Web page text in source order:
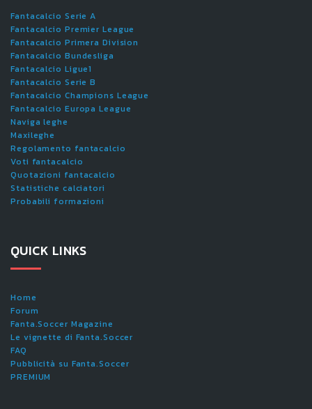
Fantacalcio Serie A
Fantacalcio Premier League
Fantacalcio Primera Division
Fantacalcio Bundesliga
Fantacalcio Ligue1
Fantacalcio Serie B
Fantacalcio Champions League
Fantacalcio Europa League
Naviga leghe
Maxileghe
Regolamento fantacalcio
Voti fantacalcio
Quotazioni fantacalcio
Statistiche calciatori
Probabili formazioni
QUICK LINKS
Home
Forum
Fanta.Soccer Magazine
Le vignette di Fanta.Soccer
FAQ
Pubblicità su Fanta.Soccer
PREMIUM